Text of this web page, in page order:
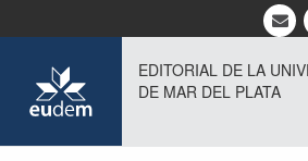
EDITORIAL DE LA
DE MAR DEL PLATA